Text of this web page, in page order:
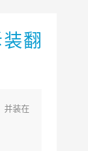
翻
并装在